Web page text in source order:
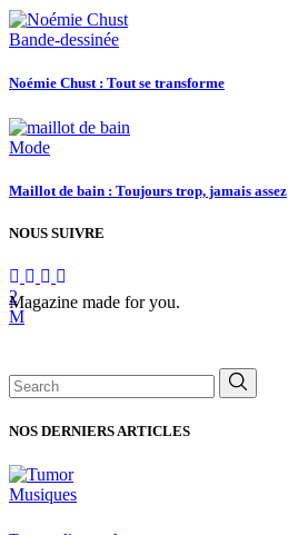
Bande-dessinée
Noémie Chust : Tout se transforme
Mode
Maillot de bain : Toujours trop, jamais assez
NOUS SUIVRE
Magazine made for you.
Search
for:
NOS DERNIERS ARTICLES
Musiques